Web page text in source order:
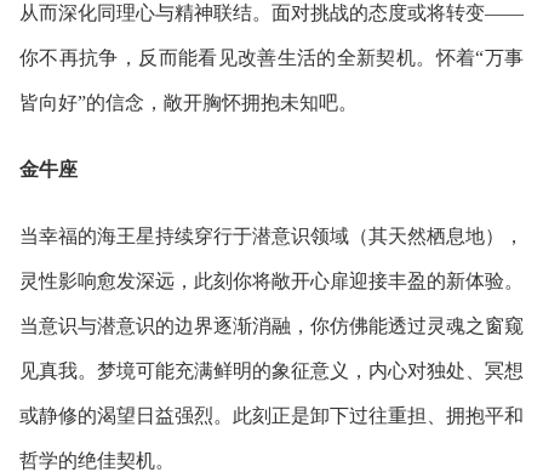
从而深化同理心与精神联结。面对挑战的态度或将转变——
你不再抗争，反而能看见改善生活的全新契机。怀着“万事
皆向好”的信念，敞开胸怀拥抱未知吧。
金牛座
当幸福的海王星持续穿行于潜意识领域（其天然栖息地），
灵性影响愈发深远，此刻你将敞开心扉迎接丰盈的新体验。
当意识与潜意识的边界逐渐消融，你仿佛能透过灵魂之窗窥
见真我。梦境可能充满鲜明的象征意义，内心对独处、冥想
或静修的渴望日益强烈。此刻正是卸下过往重担、拥抱平和
哲学的绝佳契机。